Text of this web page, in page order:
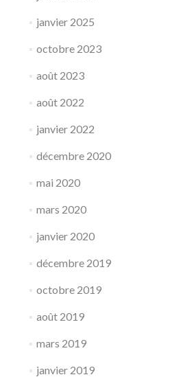
janvier 2025
octobre 2023
août 2023
août 2022
janvier 2022
décembre 2020
mai 2020
mars 2020
janvier 2020
décembre 2019
octobre 2019
août 2019
mars 2019
janvier 2019